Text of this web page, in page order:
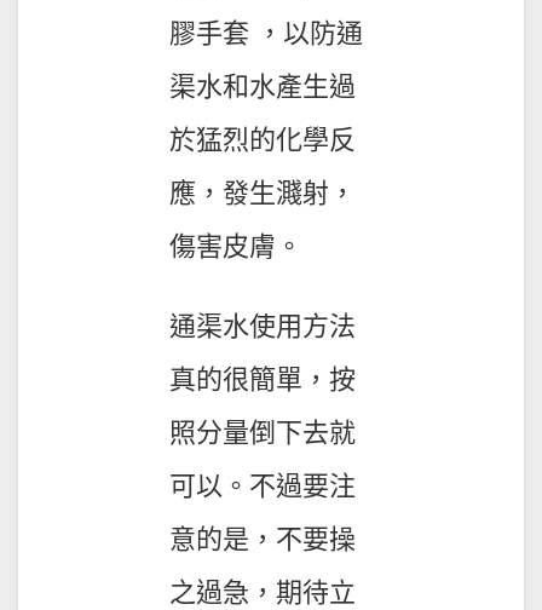
膠手套 ，以防通
渠水和水產生過
於猛烈的化學反
應，發生濺射，
傷害皮膚。
通渠水使用方法
真的很簡單，按
照分量倒下去就
可以。不過要注
意的是，不要操
之過急，期待立